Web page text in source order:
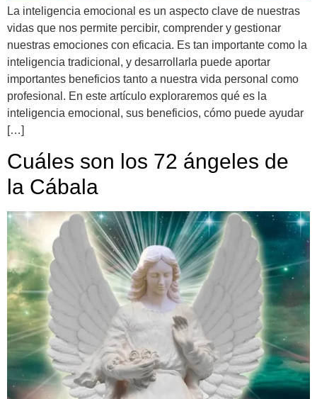
La inteligencia emocional es un aspecto clave de nuestras
vidas que nos permite percibir, comprender y gestionar
nuestras emociones con eficacia. Es tan importante como la
inteligencia tradicional, y desarrollarla puede aportar
importantes beneficios tanto a nuestra vida personal como
profesional. En este artículo exploraremos qué es la
inteligencia emocional, sus beneficios, cómo puede ayudar
[…]
Cuáles son los 72 ángeles de
la Cábala